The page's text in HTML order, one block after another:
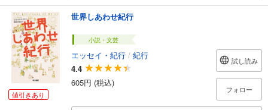
値引きあり
世界しあわせ紀行
小説・文芸
エッセイ・紀行 / 紀行
4.4
605円 (税込)
試し読み
フォロー